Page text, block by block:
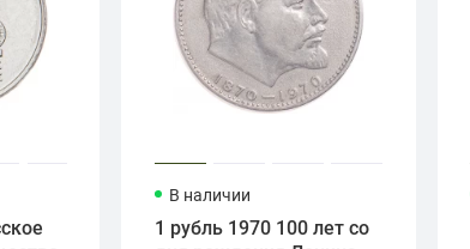
В наличии
1 рубль 1970 100 лет со